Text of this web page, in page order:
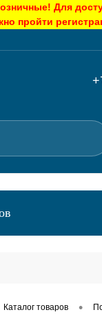
Для
пройти
Каталог товаров •